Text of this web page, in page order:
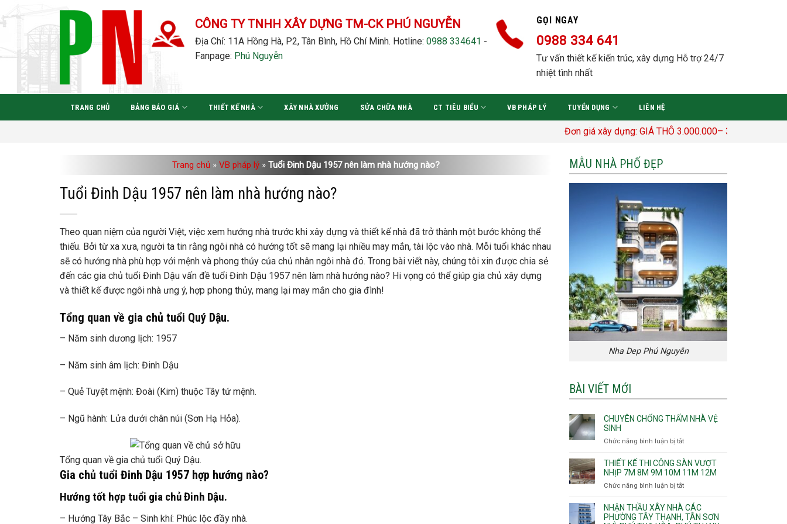
qua
CÔNG TY TNHH XÂY DỰNG TM-CK PHÚ NGUYỄN
Địa Chỉ: 11A Hồng Hà, P2, Tân Bình, Hồ Chí Minh. Hotline: 0988 334641 -
Fanpage: Phú Nguyễn
GỌI NGAY
0988 334 641
Tư vấn thiết kế kiến trúc, xây dựng Hỗ trợ 24/7
nhiệt tình nhất
TRANG CHỦ BẢNG BÁO GIÁ THIẾT KẾ NHÀ XÂY NHÀ XƯỞNG SỬA CHỮA NHÀ CT TIÊU BIỂU VB PHÁP LÝ TUYỂN DỤNG LIÊN HỆ
Đơn giá xây dựng: GIÁ THÔ 3.000.000– 3.400.000 Đ/M2 TRỌN
Trang chủ » VB pháp lý » Tuổi Đinh Dậu 1957 nên làm nhà hướng nào?
Tuổi Đinh Dậu 1957 nên làm nhà hướng nào?
Theo quan niệm của người Việt, việc xem hướng nhà trước khi xây dựng và thiết kế nhà đã trở thành một bước không thể
thiếu. Bởi từ xa xưa, người ta tin rằng ngôi nhà có hướng tốt sẽ mang lại nhiều may mắn, tài lộc vào nhà. Mỗi tuổi khác nhau
sẽ có hướng nhà phù hợp với mệnh và phong thủy của chủ nhân ngôi nhà đó. Trong bài viết này, chúng tôi xin được chia sẻ
đến các gia chủ tuổi Đinh Dậu vấn đề tuổi Đinh Dậu 1957 nên làm nhà hướng nào? Hi vọng có thể giúp gia chủ xây dựng
và thiết kế được ngôi nhà ưng ý, hợp phong thủy, mang lại may mắn cho gia đình!
Tổng quan về gia chủ tuổi Quý Dậu.
– Năm sinh dương lịch: 1957
– Năm sinh âm lịch: Đinh Dậu
– Quẻ Tuyệt mệnh: Đoài (Kim) thuộc Tây tứ mệnh.
– Ngũ hành: Lửa dưới chân núi (Sơn Hạ Hỏa).
Tổng quan về gia chủ tuổi Quý Dậu.
Gia chủ tuổi Đinh Dậu 1957 hợp hướng nào?
Hướng tốt hợp tuổi gia chủ Đinh Dậu.
– Hướng Tây Bắc – Sinh khí: Phúc lộc đầy nhà.
MẪU NHÀ PHỐ ĐẸP
Nha Dep Phú Nguyễn
BÀI VIẾT MỚI
CHUYÊN CHỐNG THẤM NHÀ VỆ
SINH
Chức năng bình luận bị tắt
chống
thấm
THIẾT KẾ THI CÔNG SÀN VƯỢT
NHỊP 7M 8M 9M 10M 11M 12M
Chức năng bình luận bị tắt
kế
thi
NHẬN THẦU XÂY NHÀ CÁC
PHƯỜNG TÂY THẠNH, TÂN SƠN